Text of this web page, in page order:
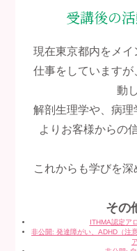
受講後の
現在東京都内をメ
仕事をしています
動
解剖生理学や、病
よりお客様からの
これからも学びを
その
ITHMA認定ア
非公開: 発達障がい、ADHD（注